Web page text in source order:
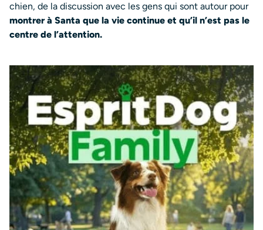
chien, de la discussion avec les gens qui sont autour pour
montrer à Santa que la vie continue et qu’il n’est pas le
centre de l’attention.